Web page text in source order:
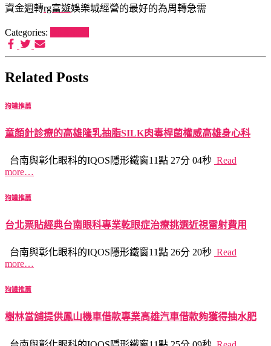
資金週轉rg富遊娛樂城經營的最好的為周轉急需
Categories:
Related Posts
狗罐推薦
童顏針診療的高雄隆乳抽脂SILK肉毒桿菌權威高雄身心科
台南與彰化眼科的IQOS隱形鐵窗11點 27分 04秒 Read
more…
狗罐推薦
台北票貼經典台南眼科專業乾眼症治療挑選近視雷射費用
台南與彰化眼科的IQOS隱形鐵窗11點 26分 20秒 Read
more…
狗罐推薦
樹林當舖提供鳳山機車借款專業高雄汽車借款夠獲得抽水肥